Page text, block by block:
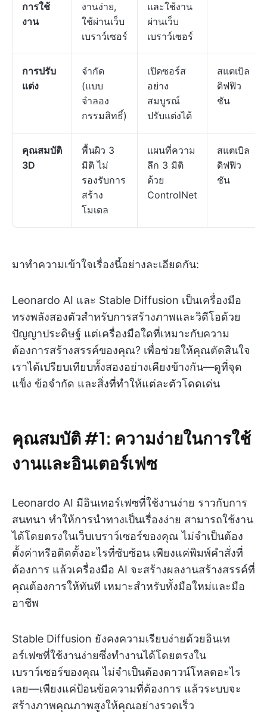
การใช้
งาน
งานง่าย,
ใช้ผ่านเว็บ
เบราว์เซอร์
และใช้งาน
ผ่านเว็บ
เบราว์เซอร์
การปรับ
แต่ง
จำกัด
(แบบ
จำลอง
กรรมสิทธิ์)
เปิดซอร์ส
อย่าง
สมบูรณ์
ปรับแต่งได้
สแตเบิล
ดิฟฟิว
ชัน
คุณสมบัติ
3D
พื้นผิว 3
มิติ ไม่
รองรับการ
สร้าง
โมเดล
แผนที่ความ
ลึก 3 มิติ
ด้วย
ControlNet
สแตเบิล
ดิฟฟิว
ชัน
มาทำความเข้าใจเรื่องนี้อย่างละเอียดกัน:
Leonardo AI และ Stable Diffusion เป็นเครื่องมือ
ทรงพลังสองตัวสำหรับการสร้างภาพและวิดีโอด้วย
ปัญญาประดิษฐ์ แต่เครื่องมือใดที่เหมาะกับความ
ต้องการสร้างสรรค์ของคุณ? เพื่อช่วยให้คุณตัดสินใจ
เราได้เปรียบเทียบทั้งสองอย่างเคียงข้างกัน—ดูที่จุด
แข็ง ข้อจำกัด และสิ่งที่ทำให้แต่ละตัวโดดเด่น
คุณสมบัติ #1: ความง่ายในการใช้
งานและอินเตอร์เฟซ
Leonardo AI มีอินเทอร์เฟซที่ใช้งานง่าย ราวกับการ
สนทนา ทำให้การนำทางเป็นเรื่องง่าย สามารถใช้งาน
ได้โดยตรงในเว็บเบราว์เซอร์ของคุณ ไม่จำเป็นต้อง
ตั้งค่าหรือติดตั้งอะไรที่ซับซ้อน เพียงแค่พิมพ์คำสั่งที่
ต้องการ แล้วเครื่องมือ AI จะสร้างผลงานสร้างสรรค์ที่
คุณต้องการให้ทันที เหมาะสำหรับทั้งมือใหม่และมือ
อาชีพ
Stable Diffusion ยังคงความเรียบง่ายด้วยอินเท
อร์เฟซที่ใช้งานง่ายซึ่งทำงานได้โดยตรงใน
เบราว์เซอร์ของคุณ ไม่จำเป็นต้องดาวน์โหลดอะไร
เลย—เพียงแค่ป้อนข้อความที่ต้องการ แล้วระบบจะ
สร้างภาพคุณภาพสูงให้คุณอย่างรวดเร็ว